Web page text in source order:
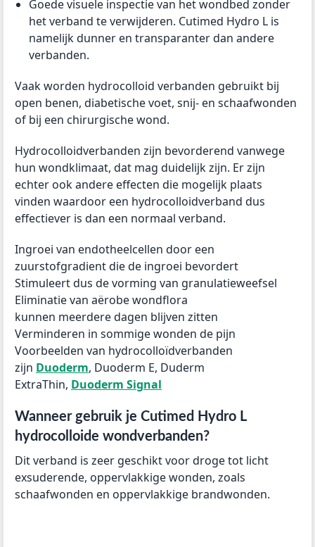
Goede visuele inspectie van het wondbed zonder
het verband te verwijderen. Cutimed Hydro L is
namelijk dunner en transparanter dan andere
verbanden.
Vaak worden hydrocolloid verbanden gebruikt bij
open benen, diabetische voet, snij- en schaafwonden
of bij een chirurgische wond.
Hydrocolloidverbanden zijn bevorderend vanwege
hun wondklimaat, dat mag duidelijk zijn. Er zijn
echter ook andere effecten die mogelijk plaats
vinden waardoor een hydrocolloidverband dus
effectiever is dan een normaal verband.
Ingroei van endotheelcellen door een
zuurstofgradient die de ingroei bevordert
Stimuleert dus de vorming van granulatieweefsel
Eliminatie van aërobe wondflora
kunnen meerdere dagen blijven zitten
Verminderen in sommige wonden de pijn
Voorbeelden van hydrocolloïdverbanden
zijn Duoderm, Duoderm E, Duderm
ExtraThin, Duoderm Signal
Wanneer gebruik je Cutimed Hydro L
hydrocolloide wondverbanden?
Dit verband is zeer geschikt voor droge tot licht
exsuderende, oppervlakkige wonden, zoals
schaafwonden en oppervlakkige brandwonden.